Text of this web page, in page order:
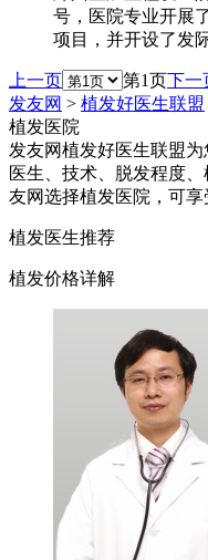
号，医院专业开展
项目，并开设了发
上一页 第1页下一
发友网 > 植发好医生联盟
植发医院
发友网植发好医生联盟
医生、技术、脱发程度
友网选择植发医院，可享
植发医生推荐
植发价格详解